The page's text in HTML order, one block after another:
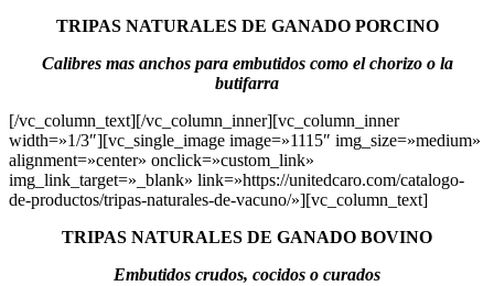
TRIPAS NATURALES DE GANADO PORCINO
Calibres mas anchos para embutidos como el chorizo o la
butifarra
[/vc_column_text][/vc_column_inner][vc_column_inner
width=»1/3″][vc_single_image image=»1115″ img_size=»medium»
alignment=»center» onclick=»custom_link»
img_link_target=»_blank» link=»https://unitedcaro.com/catalogo-
de-productos/tripas-naturales-de-vacuno/»][vc_column_text]
TRIPAS NATURALES DE GANADO BOVINO
Embutidos crudos, cocidos o curados